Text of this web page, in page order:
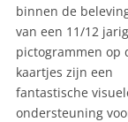
binnen de
van een 11/12
pictogrammen op
kaartjes zijn een
fantastische
ondersteuning